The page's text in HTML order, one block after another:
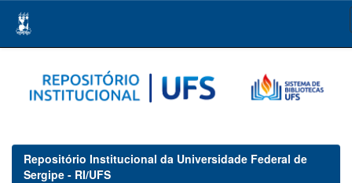
navigation
Repositório Institucional da Universidade Federal de
Sergipe - RI/UFS